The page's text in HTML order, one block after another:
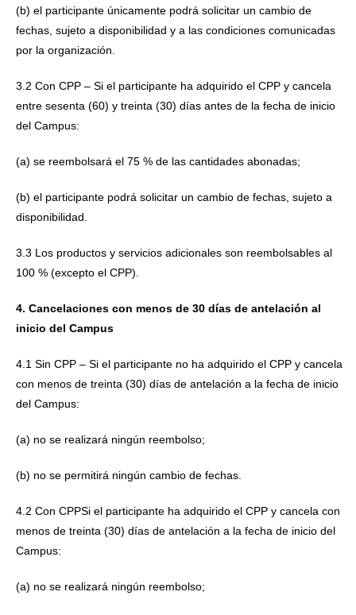
(b) el participante únicamente podrá solicitar un cambio de
fechas, sujeto a disponibilidad y a las condiciones comunicadas
por la organización.
3.2 Con CPP – Si el participante ha adquirido el CPP y cancela
entre sesenta (60) y treinta (30) días antes de la fecha de inicio
del Campus:
(a) se reembolsará el 75 % de las cantidades abonadas;
(b) el participante podrá solicitar un cambio de fechas, sujeto a
disponibilidad.
3.3 Los productos y servicios adicionales son reembolsables al
100 % (excepto el CPP).
4. Cancelaciones con menos de 30 días de antelación al
inicio del Campus
4.1 Sin CPP – Si el participante no ha adquirido el CPP y cancela
con menos de treinta (30) días de antelación a la fecha de inicio
del Campus:
(a) no se realizará ningún reembolso;
(b) no se permitirá ningún cambio de fechas.
4.2 Con CPPSi el participante ha adquirido el CPP y cancela con
menos de treinta (30) días de antelación a la fecha de inicio del
Campus:
(a) no se realizará ningún reembolso;